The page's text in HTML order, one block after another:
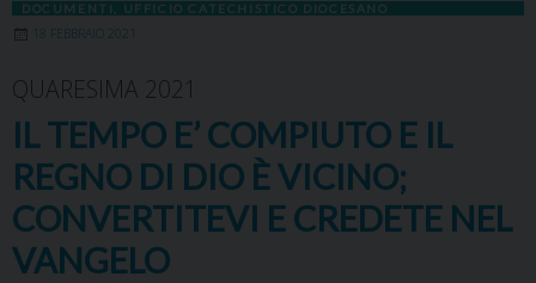
DOCUMENTI UFFICIO CATECHISTICO DIOCESANO
18 FEBBRAIO 2021
QUARESIMA 2021
IL TEMPO E’ COMPIUTO E IL
REGNO DI DIO È VICINO;
CONVERTITEVI E CREDETE NEL
VANGELO